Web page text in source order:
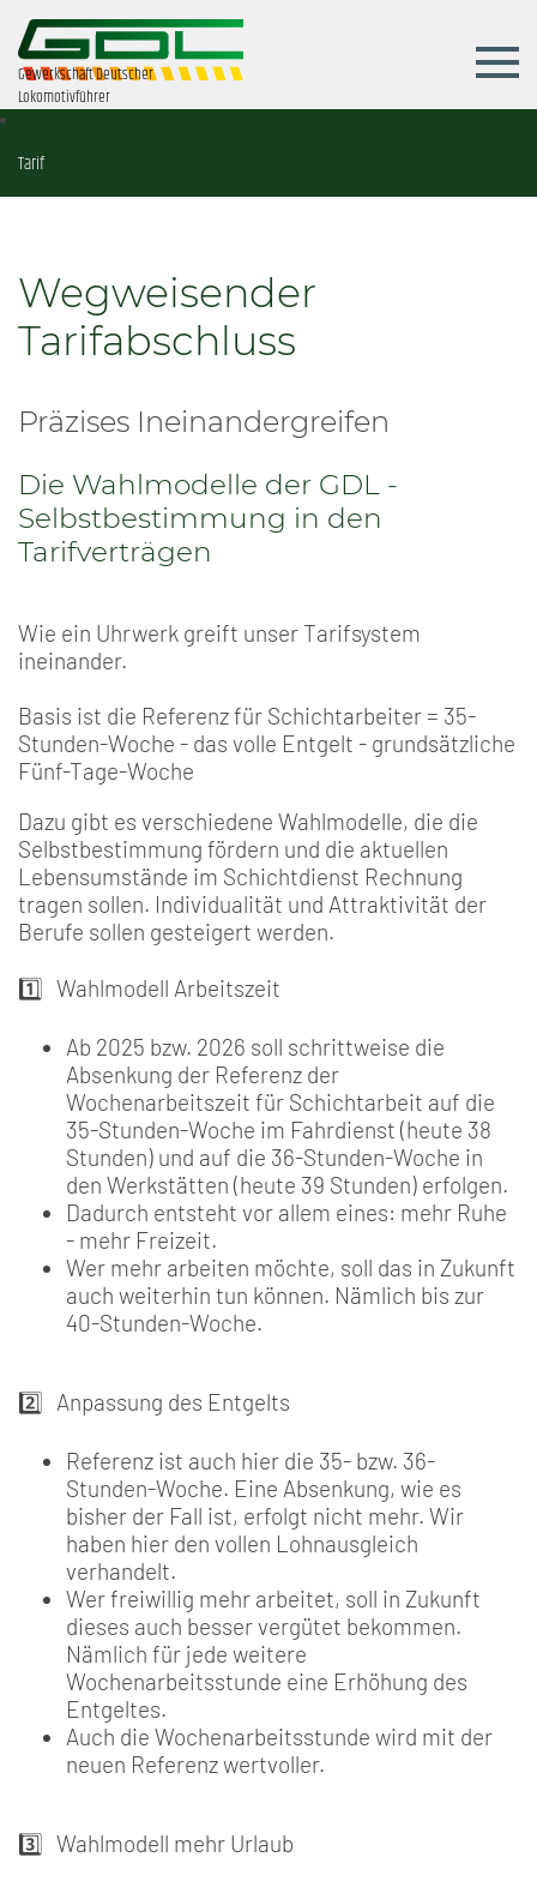
Gewerkschaft Deutscher
Lokomotivführer
Tarif
Wegweisender
Tarifabschluss
Präzises Ineinandergreifen
Die Wahlmodelle der GDL -
Selbstbestimmung in den
Tarifverträgen
Wie ein Uhrwerk greift unser Tarifsystem
ineinander.
Basis ist die Referenz für Schichtarbeiter = 35-
Stunden-Woche - das volle Entgelt - grundsätzliche
Fünf-Tage-Woche
Dazu gibt es verschiedene Wahlmodelle, die die
Selbstbestimmung fördern und die aktuellen
Lebensumstände im Schichtdienst Rechnung
tragen sollen. Individualität und Attraktivität der
Berufe sollen gesteigert werden.
1️⃣ Wahlmodell Arbeitszeit
Ab 2025 bzw. 2026 soll schrittweise die
Absenkung der Referenz der
Wochenarbeitszeit für Schichtarbeit auf die
35-Stunden-Woche im Fahrdienst (heute 38
Stunden) und auf die 36-Stunden-Woche in
den Werkstätten (heute 39 Stunden) erfolgen.
Dadurch entsteht vor allem eines: mehr Ruhe
- mehr Freizeit.
Wer mehr arbeiten möchte, soll das in Zukunft
auch weiterhin tun können. Nämlich bis zur
40-Stunden-Woche.
2️⃣ Anpassung des Entgelts
Referenz ist auch hier die 35- bzw. 36-
Stunden-Woche. Eine Absenkung, wie es
bisher der Fall ist, erfolgt nicht mehr. Wir
haben hier den vollen Lohnausgleich
verhandelt.
Wer freiwillig mehr arbeitet, soll in Zukunft
dieses auch besser vergütet bekommen.
Nämlich für jede weitere
Wochenarbeitsstunde eine Erhöhung des
Entgeltes.
Auch die Wochenarbeitsstunde wird mit der
neuen Referenz wertvoller.
3️⃣ Wahlmodell mehr Urlaub